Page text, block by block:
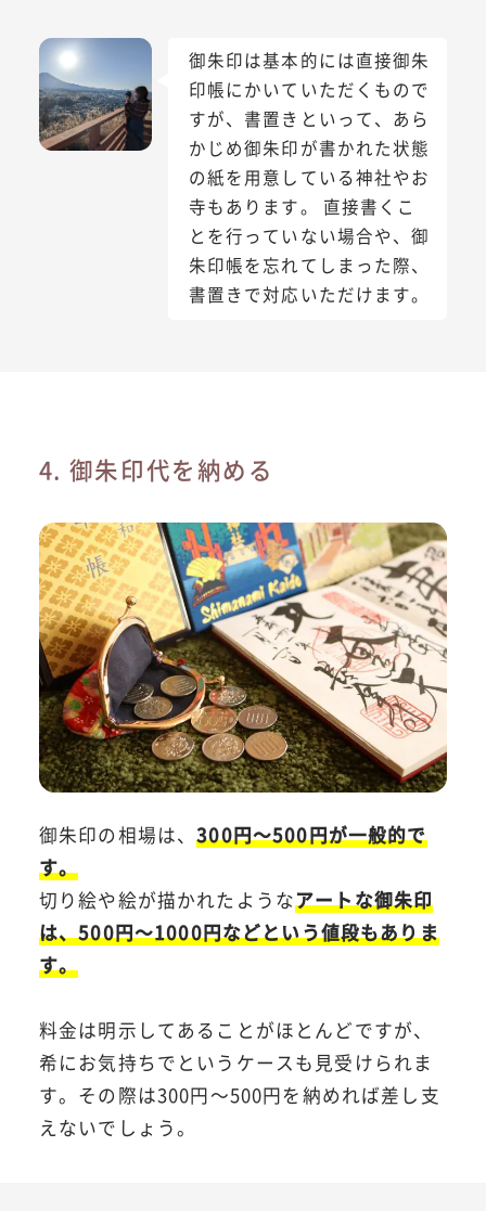
御朱印は基本的には直接御朱
印帳にかいていただくもので
すが、書置きといって、あら
かじめ御朱印が書かれた状態
の紙を用意している神社やお
寺もあります。 直接書くこ
とを行っていない場合や、御
朱印帳を忘れてしまった際、
書置きで対応いただけます。
4. 御朱印代を納める
御朱印の相場は、300円～500円が一般的で
す。
切り絵や絵が描かれたようなアートな御朱印
は、500円～1000円などという値段もありま
す。
料金は明示してあることがほとんどですが、
希にお気持ちでというケースも見受けられま
す。その際は300円～500円を納めれば差し支
えないでしょう。